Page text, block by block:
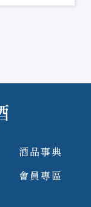
酒品事典
會員專區